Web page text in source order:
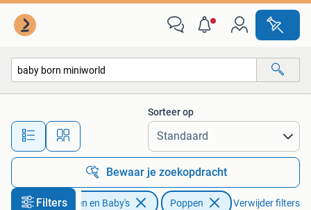
Alle afstanden…
Sorteer op
Bewaar je zoekopdracht
Filters
Kinderen en Baby's Poppen Verwijder filters